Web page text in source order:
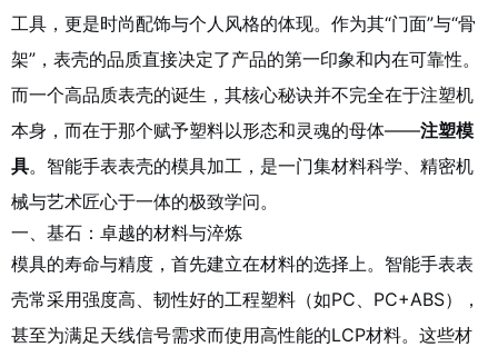
工具，更是时尚配饰与个人风格的体现。作为其“门面”与“骨
架”，表壳的品质直接决定了产品的第一印象和内在可靠性。
而一个高品质表壳的诞生，其核心秘诀并不完全在于注塑机
本身，而在于那个赋予塑料以形态和灵魂的母体——注塑模
具。智能手表表壳的模具加工，是一门集材料科学、精密机
械与艺术匠心于一体的极致学问。
一、基石：卓越的材料与淬炼
模具的寿命与精度，首先建立在材料的选择上。智能手表表
壳常采用强度高、韧性好的工程塑料（如PC、PC+ABS），
甚至为满足天线信号需求而使用高性能的LCP材料。这些材